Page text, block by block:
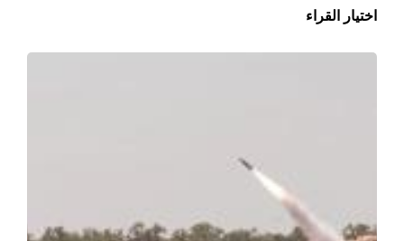
اختيار القراء